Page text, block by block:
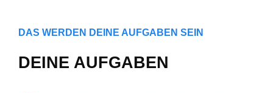
DAS WERDEN DEINE AUFGABEN SEIN
DEINE AUFGABEN